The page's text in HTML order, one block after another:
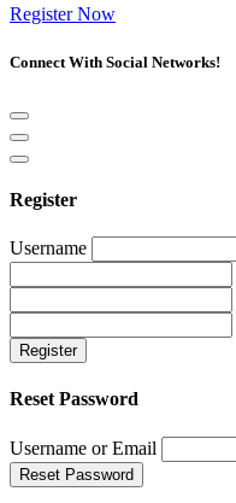
Register Now
Connect With Social Networks!
Register
Username
Register
Reset Password
Username or Email
Reset Password